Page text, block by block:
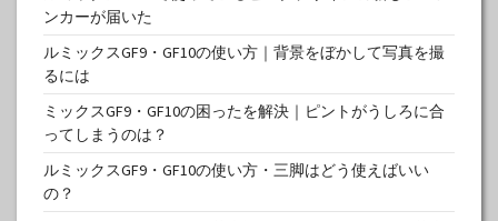
ンカーが届いた
ルミックスGF9・GF10の使い方｜背景をぼかして写真を撮
るには
ミックスGF9・GF10の困ったを解決｜ピントがうしろに合
ってしまうのは？
ルミックスGF9・GF10の使い方・三脚はどう使えばいい
の？